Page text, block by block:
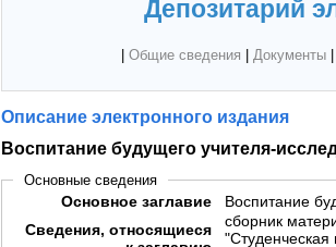
Депозитарий
Общие сведения Документы|
Описание электронного издания
Воспитание будущего учителя-
Основные сведения
Основное заглавие
Воспитание
Сведения, относящиеся
сборник
"Студенческая